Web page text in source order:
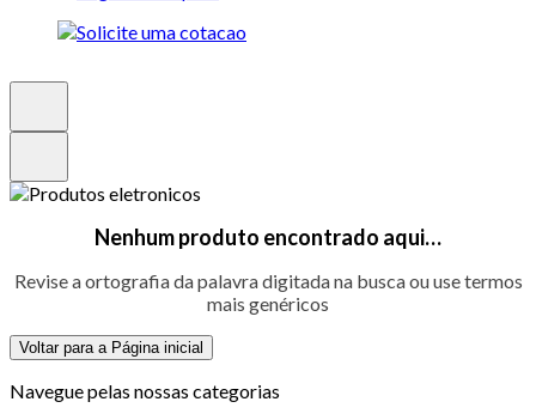
Nenhum produto encontrado aqui…
Revise a ortografia da palavra digitada na busca ou use termos
mais genéricos
Voltar para a Página inicial
Navegue pelas nossas categorias